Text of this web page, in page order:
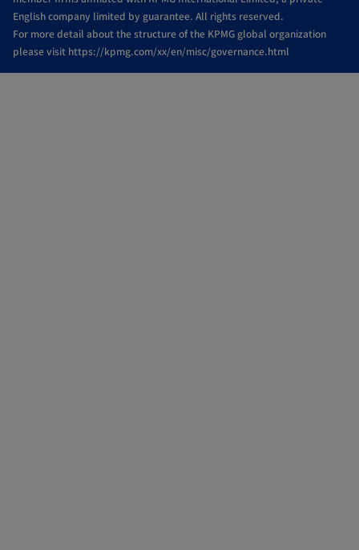
English company limited by guarantee. All rights reserved.
For more detail about the structure of the KPMG global organization
please visit https://kpmg.com/xx/en/misc/governance.html